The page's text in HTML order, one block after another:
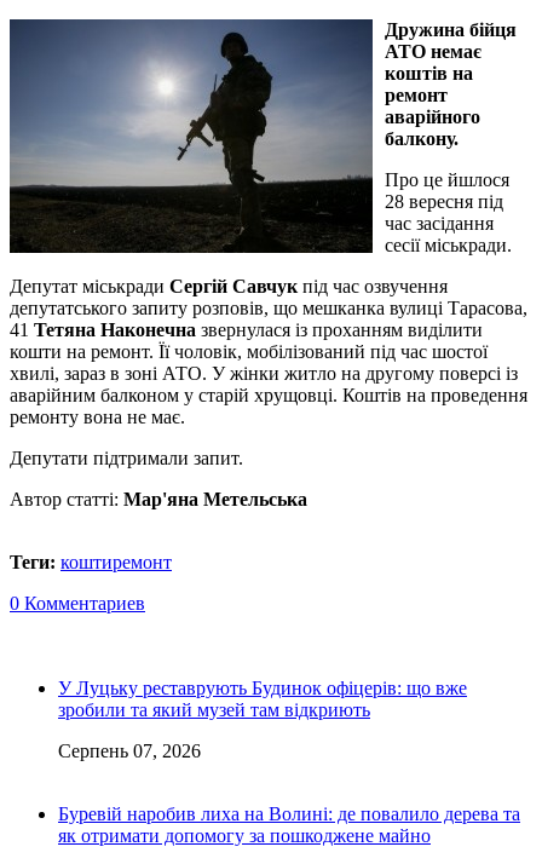
Дружина бійця
АТО немає
коштів на
ремонт
аварійного
балкону.
Про це йшлося
28 вересня під
час засідання
сесії міськради.
Депутат міськради Сергій Савчук під час озвучення
депутатського запиту розповів, що мешканка вулиці Тарасова,
41 Тетяна Наконечна звернулася із проханням виділити
кошти на ремонт. Її чоловік, мобілізований під час шостої
хвилі, зараз в зоні АТО. У жінки житло на другому поверсі із
аварійним балконом у старій хрущовці. Коштів на проведення
ремонту вона не має.
Депутати підтримали запит.
Автор статті: Мар'яна Метельська
Теги: коштиремонт
0 Комментариев
У Луцьку реставрують Будинок офіцерів: що вже
зробили та який музей там відкриють
Серпень 07, 2026
Буревій наробив лиха на Волині: де повалило дерева та
як отримати допомогу за пошкоджене майно